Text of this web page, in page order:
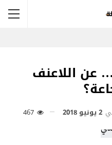
عن اللاعنف
2 يونيو 2018